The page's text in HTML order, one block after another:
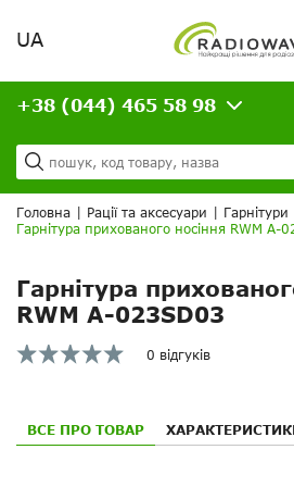
Вітаємо,
увійдіть в
Доставка та
Кредит
Статті
ВАШЕ ЗАМОВЛЕННЯ
UA
+38 (044) 465 58 98
Головна Рації та аксесуари Гарнітури
Гарнітура прихованого носіння RWM A-
Гарнітура
RWM A-023SD03
0 відгуків
ВСЕ ПРО ТОВАР